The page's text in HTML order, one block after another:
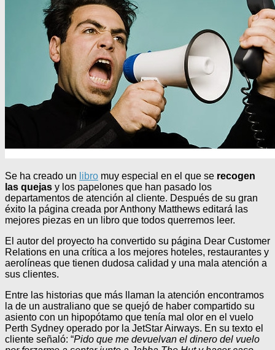
Se ha creado un libro muy especial en el que se recogen
las quejas y los papelones que han pasado los
departamentos de atención al cliente. Después de su gran
éxito la página creada por Anthony Matthews editará las
mejores piezas en un libro que todos querremos leer.
El autor del proyecto ha convertido su página Dear Customer
Relations en una crítica a los mejores hoteles, restaurantes y
aerolíneas que tienen dudosa calidad y una mala atención a
sus clientes.
Entre las historias que más llaman la atención encontramos
la de un australiano que se quejó de haber compartido su
asiento con un hipopótamo que tenía mal olor en el vuelo
Perth Sydney operado por la JetStar Airways. En su texto el
cliente señaló: “Pido que me devuelvan el dinero del vuelo